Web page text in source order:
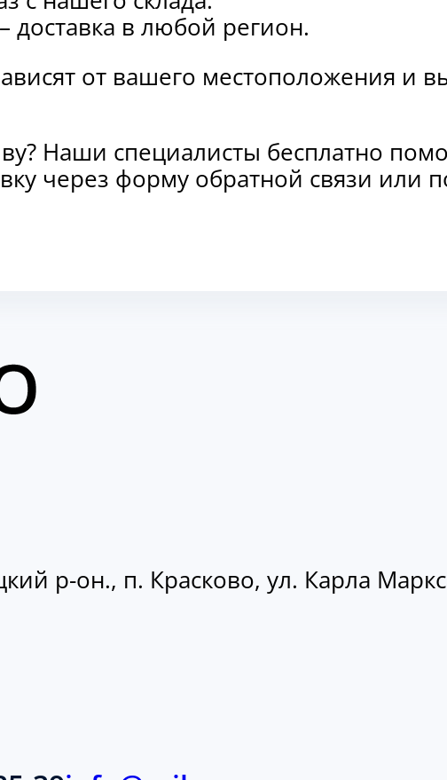
– доставка в любой регион.
от вашего местоположения и
Наши специалисты бесплатно
через форму обратной связи
р-он., п. Красково, ул. Карла